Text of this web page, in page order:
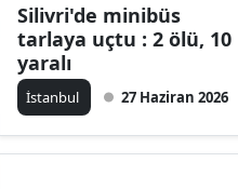
Silivri'de minibüs
tarlaya uçtu : 2 ölü, 10
yaralı
İstanbul 27 Haziran 2026